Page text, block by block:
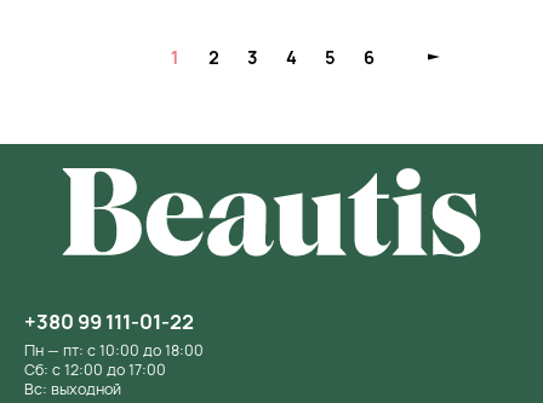
1 2 3 4 5 6
+380 99 111-01-22
Пн — пт: с 10:00 до 18:00
Сб: с 12:00 до 17:00
Вс: выходной